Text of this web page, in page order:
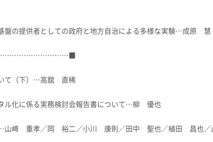
の提供者としての政府と地方自治による多様な実験…成原 慧
て（下）…高舘 直稀
ル化に係る実務検討会報告書について…柳 優也
…山﨑 重孝／岡 裕二／小川 康則／田中 聖也／植田 昌也／